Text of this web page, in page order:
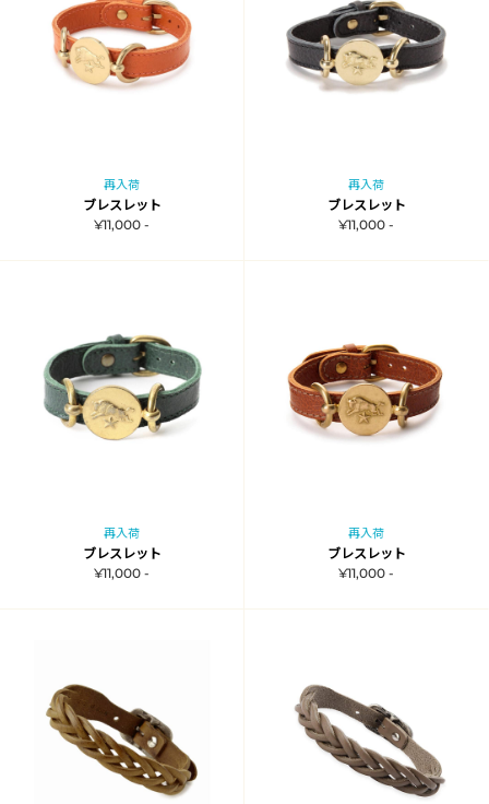
再入荷
ブレスレット
¥11,000 -
再入荷
ブレスレット
¥11,000 -
再入荷
ブレスレット
¥11,000 -
再入荷
ブレスレット
¥11,000 -